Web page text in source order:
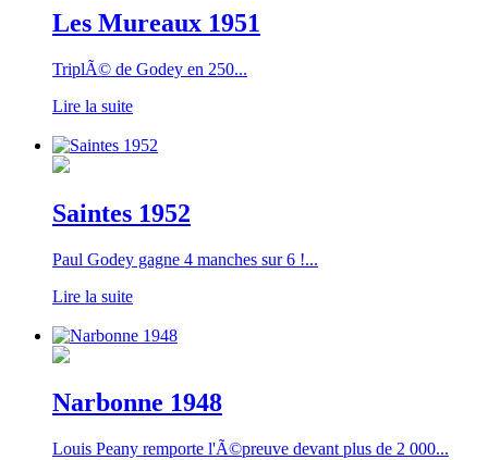
Les Mureaux 1951
TriplÃ© de Godey en 250...
Lire la suite
Saintes 1952
Paul Godey gagne 4 manches sur 6 !...
Lire la suite
Narbonne 1948
Louis Peany remporte l'Ã©preuve devant plus de 2 000...